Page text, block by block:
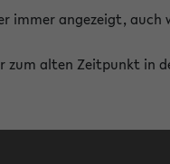
immer angezeigt,
alten Zeitpunkt in